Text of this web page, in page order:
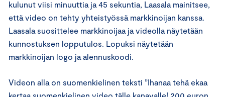
kulunut viisi minuuttia ja 45 sekuntia, Laasala mainitsee,
että video on tehty yhteistyössä markkinoijan kanssa.
Laasala suosittelee markkinoijaa ja videolla näytetään
kunnostuksen lopputulos. Lopuksi näytetään
markkinoijan logo ja alennuskoodi.
Videon alla on suomenkielinen teksti ”Ihanaa tehä ekaa